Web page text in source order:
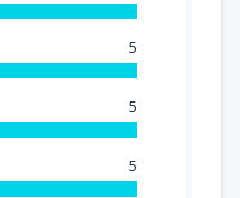
5
5
5